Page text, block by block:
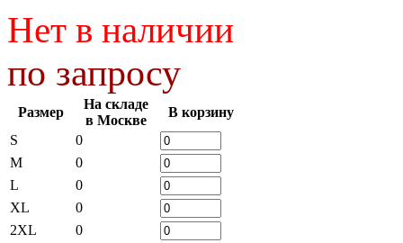
Нет в наличии
по запросу
Размер
На складе
в Москве
В корзину
S
0
M
0
L
0
XL
0
2XL
0